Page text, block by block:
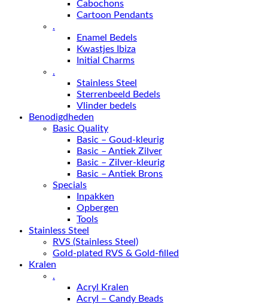
Cabochons
Cartoon Pendants
.
Enamel Bedels
Kwastjes Ibiza
Initial Charms
.
Stainless Steel
Sterrenbeeld Bedels
Vlinder bedels
Benodigdheden
Basic Quality
Basic – Goud-kleurig
Basic – Antiek Zilver
Basic – Zilver-kleurig
Basic – Antiek Brons
Specials
Inpakken
Opbergen
Tools
Stainless Steel
RVS (Stainless Steel)
Gold-plated RVS & Gold-filled
Kralen
.
Acryl Kralen
Acryl – Candy Beads